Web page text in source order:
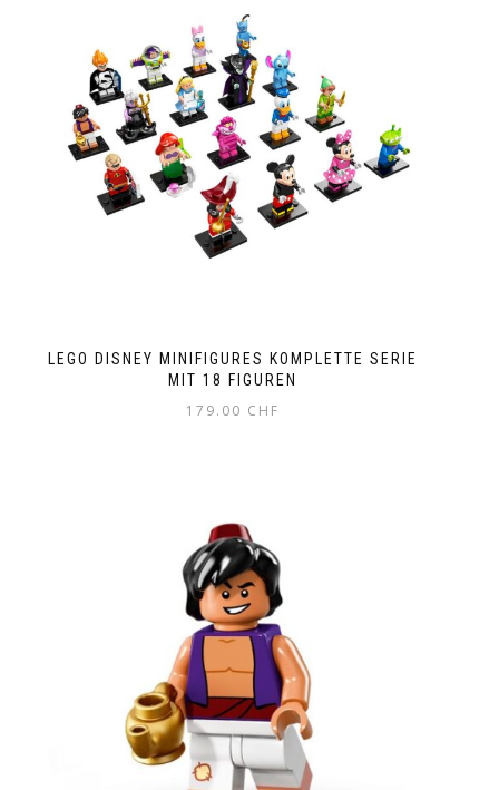
LEGO DISNEY MINIFIGURES KOMPLETTE SERIE
MIT 18 FIGUREN
179.00 CHF